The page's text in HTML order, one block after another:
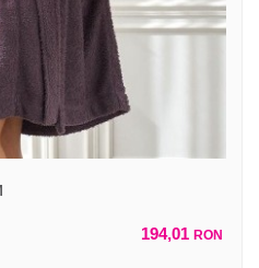
194,01 RON